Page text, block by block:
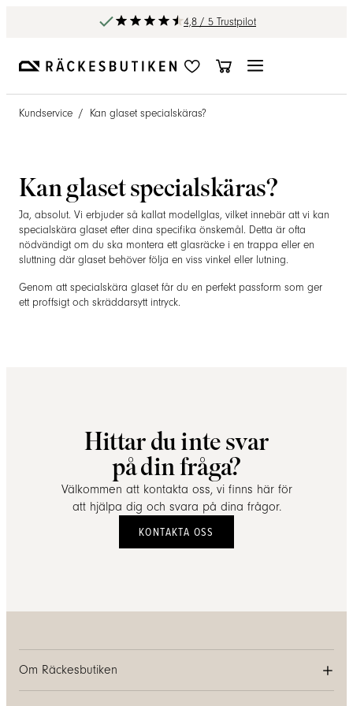
4,8 / 5 Trustpilot
Kundservice / Kan glaset specialskäras?
Kan glaset specialskäras?
Ja, absolut. Vi erbjuder så kallat modellglas, vilket innebär att vi kan
specialskära glaset efter dina specifika önskemål. Detta är ofta
nödvändigt om du ska montera ett glasräcke i en trappa eller en
sluttning där glaset behöver följa en viss vinkel eller lutning.
Genom att specialskära glaset får du en perfekt passform som ger
ett proffsigt och skräddarsytt intryck.
Hittar du inte svar
på din fråga?
Välkommen att kontakta oss, vi finns här för
att hjälpa dig och svara på dina frågor.
KONTAKTA OSS
Om Räckesbutiken